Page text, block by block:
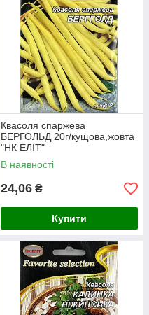
Квасоля спаржева
БЕРГОЛЬД 20г/кущова,жовта
"НК ЕЛІТ"
В наявності
24,06 ₴
Купити